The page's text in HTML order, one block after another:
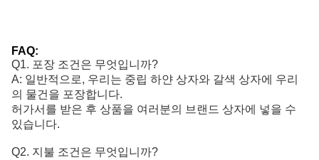
FAQ:
Q1. 포장 조건은 무엇입니까?
A: 일반적으로, 우리는 중립 하얀 상자와 갈색 상자에 우리
의 물건을 포장합니다.
허가서를 받은 후 상품을 여러분의 브랜드 상자에 넣을 수
있습니다.
Q2. 지불 조건은 무엇입니까?